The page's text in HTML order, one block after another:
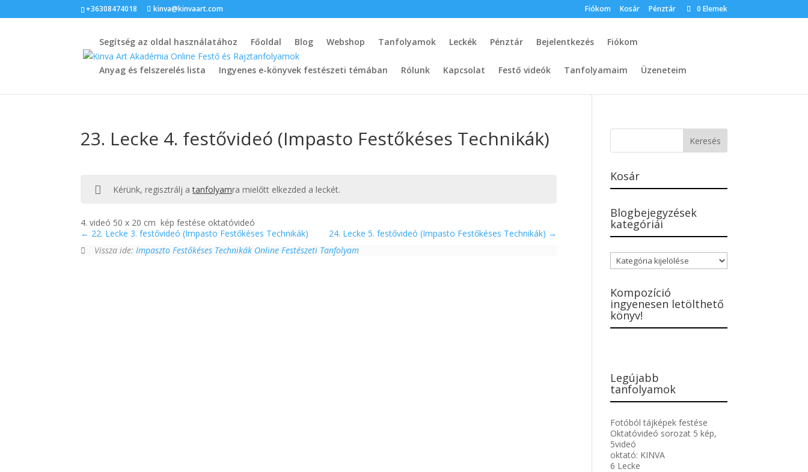
+36308474018 kinva@kinvaart.com Fiókom Kosár Pénztár 0 Elemek
Segítség az oldal használatához Főoldal Blog Webshop Tanfolyamok Leckék Pénztár Bejelentkezés Fiókom
Anyag és felszerelés lista Ingyenes e-könyvek festészeti témában Rólunk Kapcsolat Festő videók Tanfolyamaim Üzeneteim
23. Lecke 4. festővideó (Impasto Festőkéses Technikák)
Kérünk, regisztrálj atanfolyamra mielőtt elkezded a leckét.
4. videó 50 x 20 cm kép festése oktatóvideó
22. Lecke 3. festővideó (Impasto Festőkéses Technikák)
24. Lecke 5. festővideó (Impasto Festőkéses Technikák)
Vissza ide: Impaszto Festőkéses Technikák Online Festészeti Tanfolyam
Kosár
Blogbejegyzések
kategóriái
Blogbejegyzések
kategóriái
Kompozíció
ingyenesen letölthető
könyv!
Legújabb
tanfolyamok
Fotóból tájképek festése
Oktatóvideó sorozat 5 kép,
5videó
oktató: KINVA
6 Lecke